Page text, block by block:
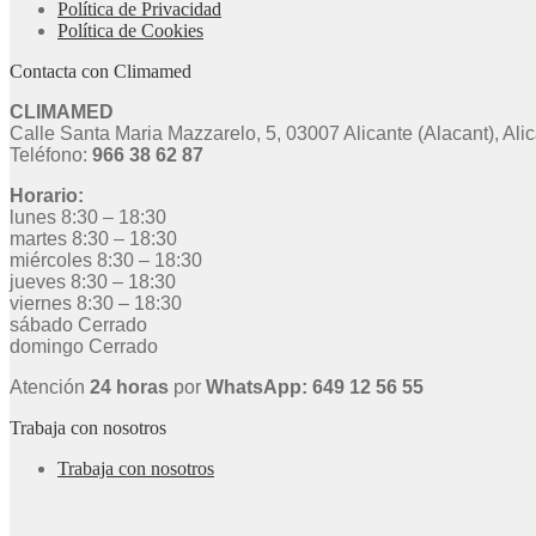
Política de Privacidad
Política de Cookies
Contacta con Climamed
CLIMAMED
Calle Santa Maria Mazzarelo, 5, 03007 Alicante (Alacant),
Teléfono: 966 38 62 87
Horario:
lunes 8:30 – 18:30
martes 8:30 – 18:30
miércoles 8:30 – 18:30
jueves 8:30 – 18:30
viernes 8:30 – 18:30
sábado Cerrado
domingo Cerrado
Atención 24 horas por WhatsApp: 649 12 56 55
Trabaja con nosotros
Trabaja con nosotros